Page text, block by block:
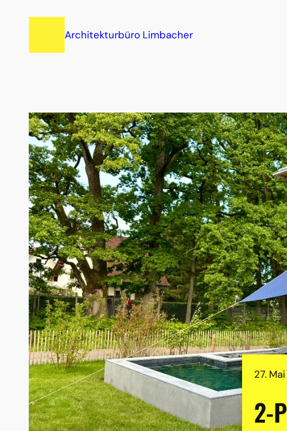
Architekturbüro Limbacher
27.
2-